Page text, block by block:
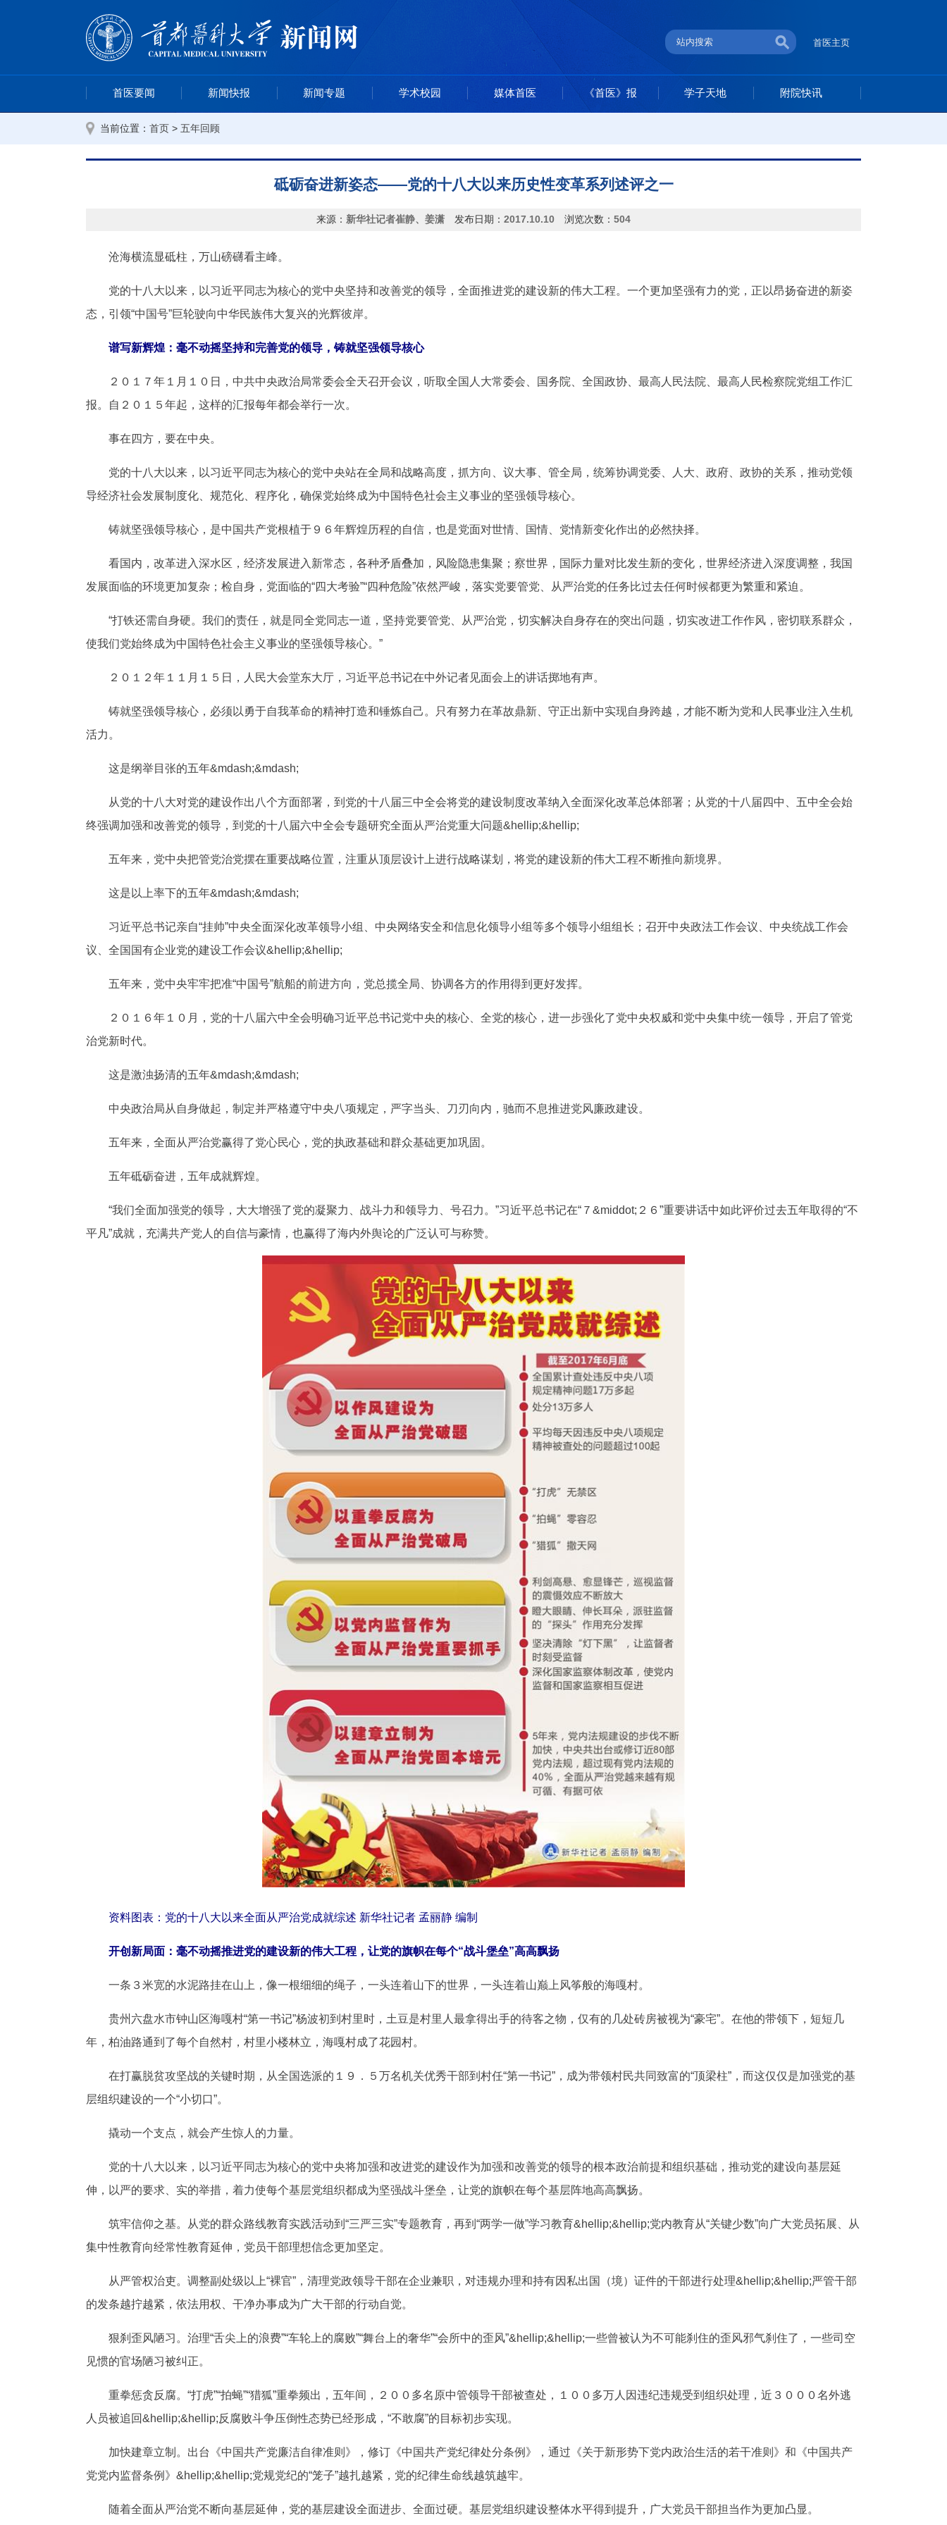
首医主页
首医要闻 新闻快报 新闻专题 学术校园 媒体首医 《首医》报 学子天地 附院快讯
当前位置： 首页 > 五年回顾
砥砺奋进新姿态——党的十八大以来历史性变革系列述评之一
来源： 新华社记者崔静、姜潇 发布日期： 2017.10.10 浏览次数： 504
沧海横流显砥柱，万山磅礴看主峰。
党的十八大以来，以习近平同志为核心的党中央坚持和改善党的领导，全面推进党的建设新的伟大工程。一个更加坚强有力的党，正以昂扬奋进的新姿
态，引领“中国号”巨轮驶向中华民族伟大复兴的光辉彼岸。
谱写新辉煌：毫不动摇坚持和完善党的领导，铸就坚强领导核心
２０１７年１月１０日，中共中央政治局常委会全天召开会议，听取全国人大常委会、国务院、全国政协、最高人民法院、最高人民检察院党组工作汇
报。自２０１５年起，这样的汇报每年都会举行一次。
事在四方，要在中央。
党的十八大以来，以习近平同志为核心的党中央站在全局和战略高度，抓方向、议大事、管全局，统筹协调党委、人大、政府、政协的关系，推动党领
导经济社会发展制度化、规范化、程序化，确保党始终成为中国特色社会主义事业的坚强领导核心。
铸就坚强领导核心，是中国共产党根植于９６年辉煌历程的自信，也是党面对世情、国情、党情新变化作出的必然抉择。
看国内，改革进入深水区，经济发展进入新常态，各种矛盾叠加，风险隐患集聚；察世界，国际力量对比发生新的变化，世界经济进入深度调整，我国
发展面临的环境更加复杂；检自身，党面临的“四大考验”“四种危险”依然严峻，落实党要管党、从严治党的任务比过去任何时候都更为繁重和紧迫。
“打铁还需自身硬。我们的责任，就是同全党同志一道，坚持党要管党、从严治党，切实解决自身存在的突出问题，切实改进工作作风，密切联系群众，
使我们党始终成为中国特色社会主义事业的坚强领导核心。”
２０１２年１１月１５日，人民大会堂东大厅，习近平总书记在中外记者见面会上的讲话掷地有声。
铸就坚强领导核心，必须以勇于自我革命的精神打造和锤炼自己。只有努力在革故鼎新、守正出新中实现自身跨越，才能不断为党和人民事业注入生机
活力。
这是纲举目张的五年&mdash;&mdash;
从党的十八大对党的建设作出八个方面部署，到党的十八届三中全会将党的建设制度改革纳入全面深化改革总体部署；从党的十八届四中、五中全会始
终强调加强和改善党的领导，到党的十八届六中全会专题研究全面从严治党重大问题&hellip;&hellip;
五年来，党中央把管党治党摆在重要战略位置，注重从顶层设计上进行战略谋划，将党的建设新的伟大工程不断推向新境界。
这是以上率下的五年&mdash;&mdash;
习近平总书记亲自“挂帅”中央全面深化改革领导小组、中央网络安全和信息化领导小组等多个领导小组组长；召开中央政法工作会议、中央统战工作会
议、全国国有企业党的建设工作会议&hellip;&hellip;
五年来，党中央牢牢把准“中国号”航船的前进方向，党总揽全局、协调各方的作用得到更好发挥。
２０１６年１０月，党的十八届六中全会明确习近平总书记党中央的核心、全党的核心，进一步强化了党中央权威和党中央集中统一领导，开启了管党
治党新时代。
这是激浊扬清的五年&mdash;&mdash;
中央政治局从自身做起，制定并严格遵守中央八项规定，严字当头、刀刃向内，驰而不息推进党风廉政建设。
五年来，全面从严治党赢得了党心民心，党的执政基础和群众基础更加巩固。
五年砥砺奋进，五年成就辉煌。
“我们全面加强党的领导，大大增强了党的凝聚力、战斗力和领导力、号召力。”习近平总书记在“７&middot;２６”重要讲话中如此评价过去五年取得的“不
平凡”成就，充满共产党人的自信与豪情，也赢得了海内外舆论的广泛认可与称赞。
资料图表：党的十八大以来全面从严治党成就综述 新华社记者 孟丽静 编制
开创新局面：毫不动摇推进党的建设新的伟大工程，让党的旗帜在每个“战斗堡垒”高高飘扬
一条３米宽的水泥路挂在山上，像一根细细的绳子，一头连着山下的世界，一头连着山巅上风筝般的海嘎村。
贵州六盘水市钟山区海嘎村“第一书记”杨波初到村里时，土豆是村里人最拿得出手的待客之物，仅有的几处砖房被视为“豪宅”。在他的带领下，短短几
年，柏油路通到了每个自然村，村里小楼林立，海嘎村成了花园村。
在打赢脱贫攻坚战的关键时期，从全国选派的１９．５万名机关优秀干部到村任“第一书记”，成为带领村民共同致富的“顶梁柱”，而这仅仅是加强党的基
层组织建设的一个“小切口”。
撬动一个支点，就会产生惊人的力量。
党的十八大以来，以习近平同志为核心的党中央将加强和改进党的建设作为加强和改善党的领导的根本政治前提和组织基础，推动党的建设向基层延
伸，以严的要求、实的举措，着力使每个基层党组织都成为坚强战斗堡垒，让党的旗帜在每个基层阵地高高飘扬。
筑牢信仰之基。从党的群众路线教育实践活动到“三严三实”专题教育，再到“两学一做”学习教育&hellip;&hellip;党内教育从“关键少数”向广大党员拓展、从
集中性教育向经常性教育延伸，党员干部理想信念更加坚定。
从严管权治吏。调整副处级以上“裸官”，清理党政领导干部在企业兼职，对违规办理和持有因私出国（境）证件的干部进行处理&hellip;&hellip;严管干部
的发条越拧越紧，依法用权、干净办事成为广大干部的行动自觉。
狠刹歪风陋习。治理“舌尖上的浪费”“车轮上的腐败”“舞台上的奢华”“会所中的歪风”&hellip;&hellip;一些曾被认为不可能刹住的歪风邪气刹住了，一些司空
见惯的官场陋习被纠正。
重拳惩贪反腐。“打虎”“拍蝇”“猎狐”重拳频出，五年间，２００多名原中管领导干部被查处，１００多万人因违纪违规受到组织处理，近３０００名外逃
人员被追回&hellip;&hellip;反腐败斗争压倒性态势已经形成，“不敢腐”的目标初步实现。
加快建章立制。出台《中国共产党廉洁自律准则》，修订《中国共产党纪律处分条例》，通过《关于新形势下党内政治生活的若干准则》和《中国共产
党党内监督条例》&hellip;&hellip;党规党纪的“笼子”越扎越紧，党的纪律生命线越筑越牢。
随着全面从严治党不断向基层延伸，党的基层建设全面进步、全面过硬。基层党组织建设整体水平得到提升，广大党员干部担当作为更加凸显。